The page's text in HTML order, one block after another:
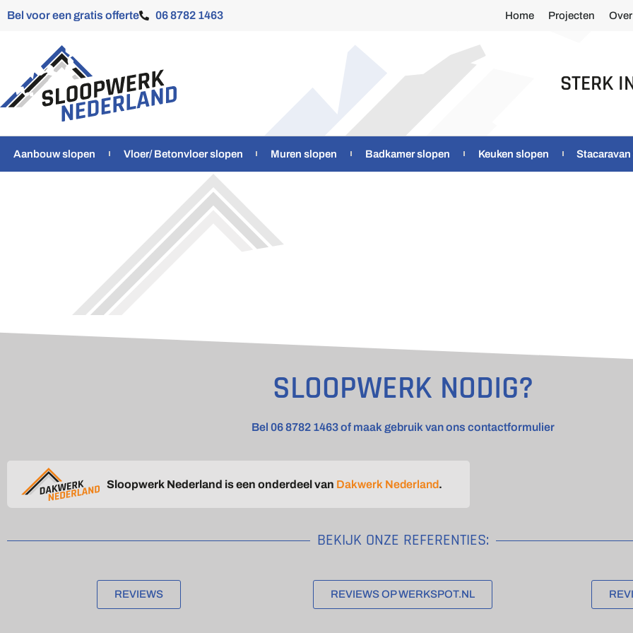
Bel voor een gratis offerte 06 8782 1463 Home Projecten
STERK
Aanbouw slopen Vloer/ Betonvloer slopen Muren slopen Badkamer slopen Keuken slopen
SLOOPWERK NODIG?
Bel 06 8782 1463 of maak gebruik van ons contactformulier
Sloopwerk Nederland is een onderdeel van Dakwerk Nederland.
BEKIJK ONZE REFERENTIES:
REVIEWS REVIEWS OP WERKSPOT.NL